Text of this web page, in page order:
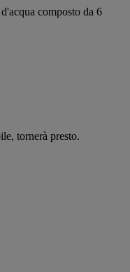
composto da 6
tornerà presto.